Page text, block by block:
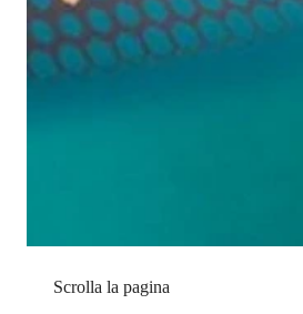
Scrolla la pagina